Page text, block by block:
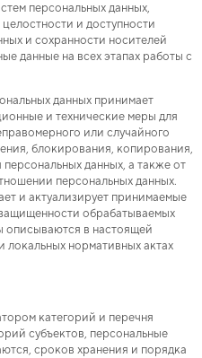
персональных данных,
и доступности
и сохранности носителей
данные на всех этапах работы с
данных принимает
и технические меры для
или случайного
блокирования, копирования,
данных, а также от
персональных данных.
и актуализирует принимаемые
обрабатываемых
описываются в настоящей
локальных нормативных актах
категорий и перечня
субъектов, персональные
сроков хранения и порядка